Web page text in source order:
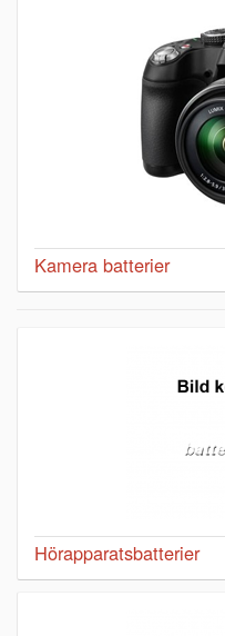
Kamera batterier
Hörapparatsbatterier